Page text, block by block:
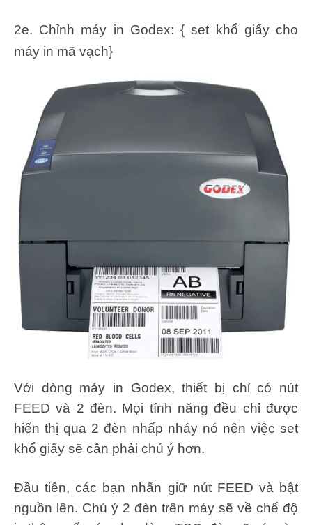
2e. Chỉnh máy in Godex: { set khổ giấy cho
máy in mã vạch}
Với dòng máy in Godex, thiết bị chỉ có nút
FEED và 2 đèn. Mọi tính năng đều chỉ được
hiển thị qua 2 đèn nhấp nháy nó nên việc set
khổ giấy sẽ cần phải chú ý hơn.
Đầu tiên, các bạn nhấn giữ nút FEED và bật
nguồn lên. Chú ý 2 đèn trên máy sẽ về chế độ